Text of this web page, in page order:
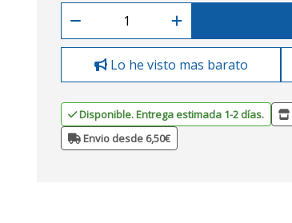
Lo he visto mas barato
Disponible. Entrega estimada 1-2 días.
Envio desde 6,50€